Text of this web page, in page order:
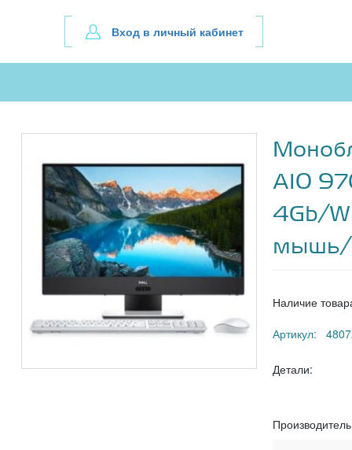
Вход в личный кабинет
A10
4Gb/
мышь/
Наличие
Артикул:
Детали: